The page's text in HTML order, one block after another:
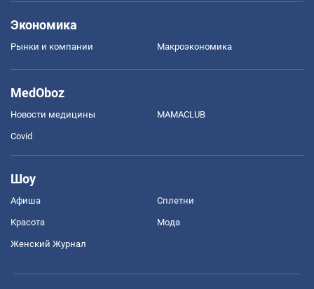
Экономика
Рынки и компании Mакроэкономика
MedOboz
Новости медицины MAMACLUB
Covid
Шоу
Афиша Сплетни
Красота Мода
Женский Журнал